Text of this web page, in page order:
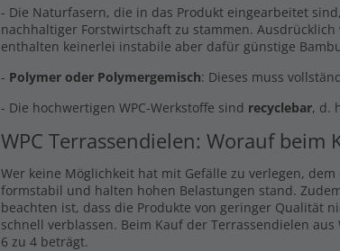
- Die Naturfasern, die in das Produkt eingearbeitet
nachhaltiger Forstwirtschaft zu stammen.
enthalten keinerlei instabile aber dafür günstige
- Polymer oder Polymergemisch: Dieses muss
- Die hochwertigen WPC-Werkstoffe sind recyclebar, d.
WPC Terrassendielen: Worauf beim
Wer keine Möglichkeit hat mit Gefälle zu verlegen,
formstabil und halten hohen Belastungen stand.
beachten ist, dass die Produkte von geringer Qualität
schnell verblassen. Beim Kauf der Terrassendielen
6 zu 4 beträgt.